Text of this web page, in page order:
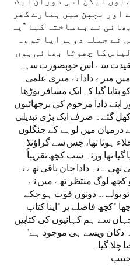
اور بچپن میں ہمارے گھر
نے بے ساختہ کہا ”یہ
نے جملہ دوہرایا تو وہ
سے اس خوبصورت سہہ
میرے دادا نے میری علمی
گیا کہ ایک مسافر بوڑھا
اپنے دادا مرحوم کی پرچھائیوں
کھل گئے۔ صرف ایک بڑی تبدیلی
میں لوہے کے جنگلوں
ہوتا تھا، جس سے گراؤنڈ
گیا تھا ورنہ سب کچھ تقریباً
… نہ دادا جان باقی تھے نہ
تو کچھ لوگ منتظر تھے میں نے
تو بولے … دونوں فوت ہو چکے
”کچھ فاصلے پر ”اپنا کتاب
سے ہم کہانیوں کی کتابیں
دکان ویسے ہی موجود ہے“
چلا گیا۔